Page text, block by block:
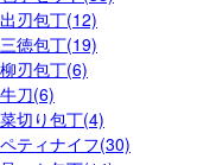
出刃包丁(12)
三徳包丁(19)
柳刃包丁(6)
牛刀(6)
菜切り包丁(4)
ペティナイフ(30)